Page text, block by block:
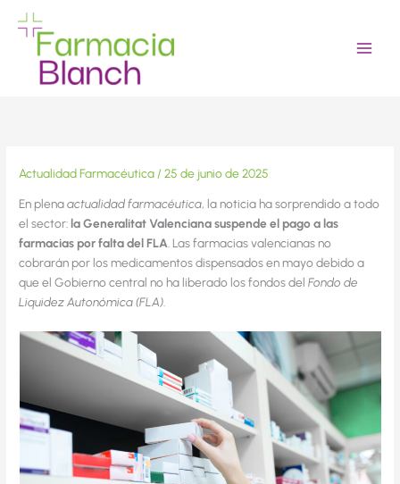
contenido
Actualidad Farmacéutica /25 de junio de 2025
En plenaactualidad farmacéutica, la noticia ha sorprendido a todo
el sector: la Generalitat Valenciana suspende el pago a las
farmacias por falta del FLA. Las farmacias valencianas no
cobrarán por los medicamentos dispensados en mayo debido a
que el Gobierno central no ha liberado los fondos delFondo de
Liquidez Autonómica (FLA).